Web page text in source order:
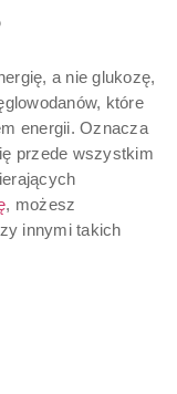
a nie glukozę,
które
energii. Oznacza
przede wszystkim
, możesz
innymi takich